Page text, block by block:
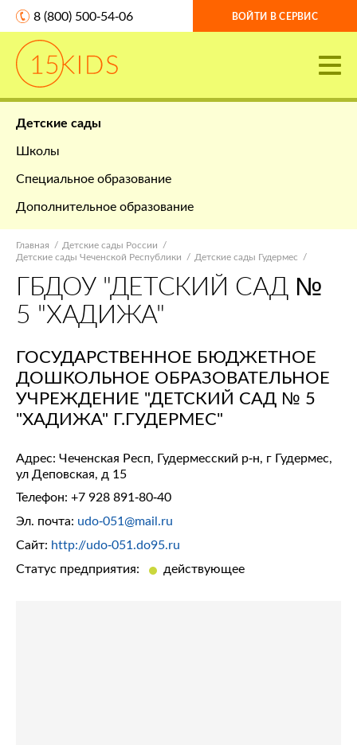
8 (800) 500-54-06 ВОЙТИ В СЕРВИС
Детские сады
Школы
Специальное образование
Дополнительное образование
Главная
Детские сады России
Детские сады Чеченской Республики
Детские сады Гудермес
ГБДОУ "ДЕТСКИЙ САД №
5 "ХАДИЖА"
ГОСУДАРСТВЕННОЕ БЮДЖЕТНОЕ
ДОШКОЛЬНОЕ ОБРАЗОВАТЕЛЬНОЕ
УЧРЕЖДЕНИЕ "ДЕТСКИЙ САД № 5
"ХАДИЖА" Г.ГУДЕРМЕС"
Адрес: Чеченская Респ, Гудермесский р-н, г Гудермес,
ул Деповская, д 15
Телефон: +7 928 891-80-40
Эл. почта: udo-051@mail.ru
Сайт: http://udo-051.do95.ru
Статус предприятия:
действующее